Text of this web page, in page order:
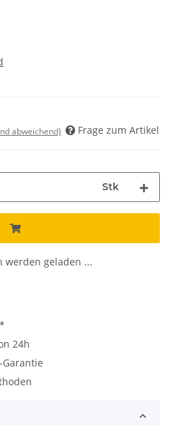
abweichend) Frage zum Artikel
Stk
werden geladen ...
24h
Garantie